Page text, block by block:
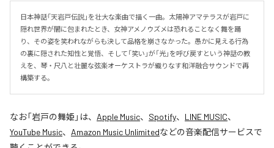
日本神話「天岩戸伝説」を壮大な楽曲で描く一曲。太陽神アマテラスが岩戸に
隠れ世界が闇に包まれたとき、女神アメノウズメは恐れることなく舞を踊
り、その姿を笑われながらも決して品格を崩さなかった。愚かに見える行為
の裏に隠された知性と覚悟、そして「笑い」が「光」を呼び戻すという神話の教
えを、琴・尺八と壮麗な弦楽オーケストラが織りなす和洋融合サウンドで再
構築する。
なお「岩戸の舞姫 」は、 Apple Music、 Spotify、 LINE MUSIC、
YouTube Music、 Amazon Music Unlimitedなどの音楽配信サービスで